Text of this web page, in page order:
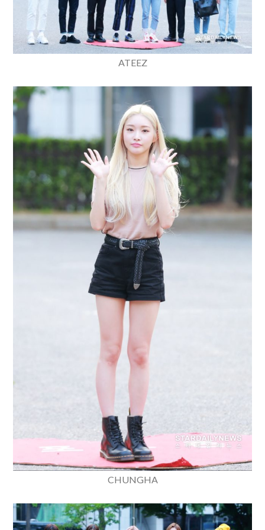
ATEEZ
CHUNGHA